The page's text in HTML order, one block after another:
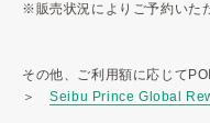
※販売状況によりご予約いた
その他、ご利用額に応じて
＞Seibu Prince Global